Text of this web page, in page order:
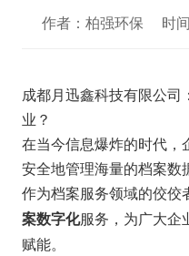
作者：柏强环保 时
成都月迅鑫科技有限公
业？
在当今信息爆炸的时代，
安全地管理海量的档案数
作为档案服务领域的佼佼
案数字化服务，为广大企
赋能。